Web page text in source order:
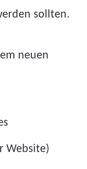
sollten.
neuen
Website)